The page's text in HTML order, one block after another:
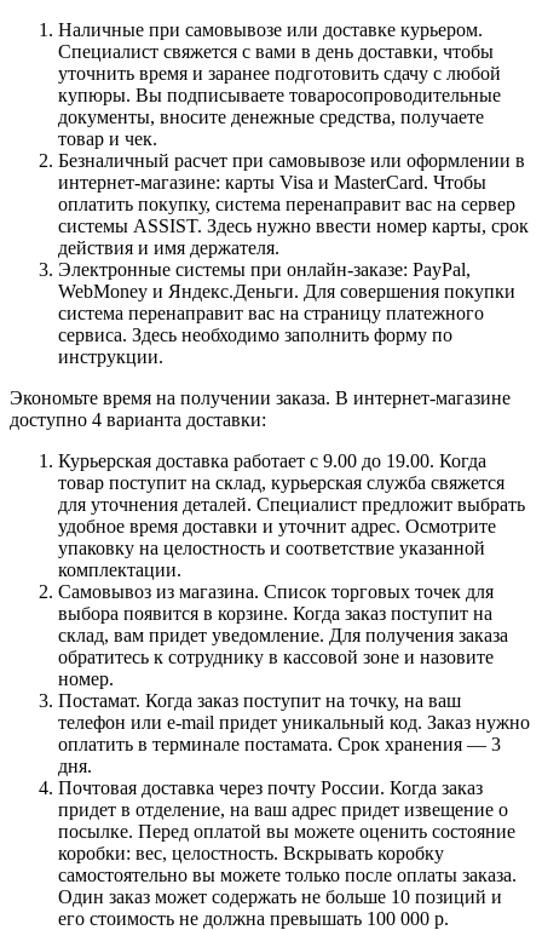
Наличные при самовывозе или доставке курьером.
Специалист свяжется с вами в день доставки, чтобы
уточнить время и заранее подготовить сдачу с любой
купюры. Вы подписываете товаросопроводительные
документы, вносите денежные средства, получаете
товар и чек.
Безналичный расчет при самовывозе или оформлении в
интернет-магазине: карты Visa и MasterCard. Чтобы
оплатить покупку, система перенаправит вас на сервер
системы ASSIST. Здесь нужно ввести номер карты, срок
действия и имя держателя.
Электронные системы при онлайн-заказе: PayPal,
WebMoney и Яндекс.Деньги. Для совершения покупки
система перенаправит вас на страницу платежного
сервиса. Здесь необходимо заполнить форму по
инструкции.
Экономьте время на получении заказа. В интернет-магазине
доступно 4 варианта доставки:
Курьерская доставка работает с 9.00 до 19.00. Когда
товар поступит на склад, курьерская служба свяжется
для уточнения деталей. Специалист предложит выбрать
удобное время доставки и уточнит адрес. Осмотрите
упаковку на целостность и соответствие указанной
комплектации.
Самовывоз из магазина. Список торговых точек для
выбора появится в корзине. Когда заказ поступит на
склад, вам придет уведомление. Для получения заказа
обратитесь к сотруднику в кассовой зоне и назовите
номер.
Постамат. Когда заказ поступит на точку, на ваш
телефон или e-mail придет уникальный код. Заказ нужно
оплатить в терминале постамата. Срок хранения — 3
дня.
Почтовая доставка через почту России. Когда заказ
придет в отделение, на ваш адрес придет извещение о
посылке. Перед оплатой вы можете оценить состояние
коробки: вес, целостность. Вскрывать коробку
самостоятельно вы можете только после оплаты заказа.
Один заказ может содержать не больше 10 позиций и
его стоимость не должна превышать 100 000 р.